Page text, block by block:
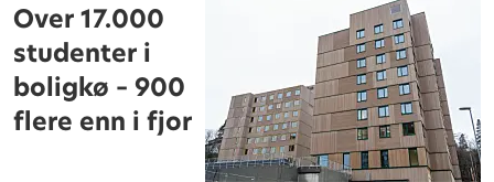
Over 17.000
studenter i
boligkø – 900
flere enn i fjor